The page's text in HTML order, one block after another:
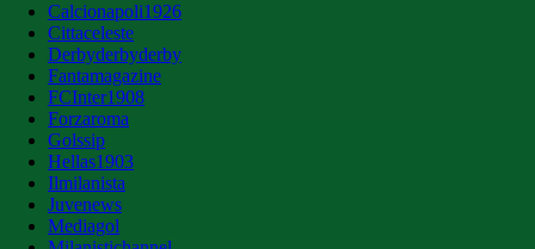
Calcionapoli1926
Cittaceleste
Derbyderbyderby
Fantamagazine
FCInter1908
Forzaroma
Golssip
Hellas1903
Ilmilanista
Juvenews
Mediagol